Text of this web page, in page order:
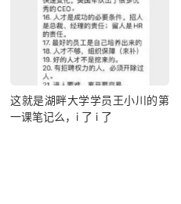
这就是湖畔大学学员王小川的第
一课笔记么，i 了 i 了